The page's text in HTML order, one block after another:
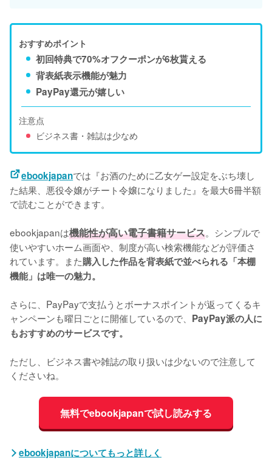
おすすめポイント
初回特典で70%オフクーポンが6枚貰える
背表紙表示機能が魅力
PayPay還元が嬉しい
注意点
ビジネス書・雑誌は少なめ
ebookjapanでは『お酒のために乙女ゲー設定をぶち壊し
た結果、悪役令嬢がチート令嬢になりました』を最大6冊半額
で読むことができます。
ebookjapanは機能性が高い電子書籍サービス。シンプルで
使いやすいホーム画面や、制度が高い検索機能などが評価さ
れています。また購入した作品を背表紙で並べられる「本棚
機能」は唯一の魅力。
さらに、PayPayで支払うとボーナスポイントが返ってくるキ
ャンペーンも曜日ごとに開催しているので、 PayPay派の人に
もおすすめのサービスです。
ただし、ビジネス書や雑誌の取り扱いは少ないので注意して
くださいね。
無料でebookjapanで試し読みする
ebookjapanについてもっと詳しく